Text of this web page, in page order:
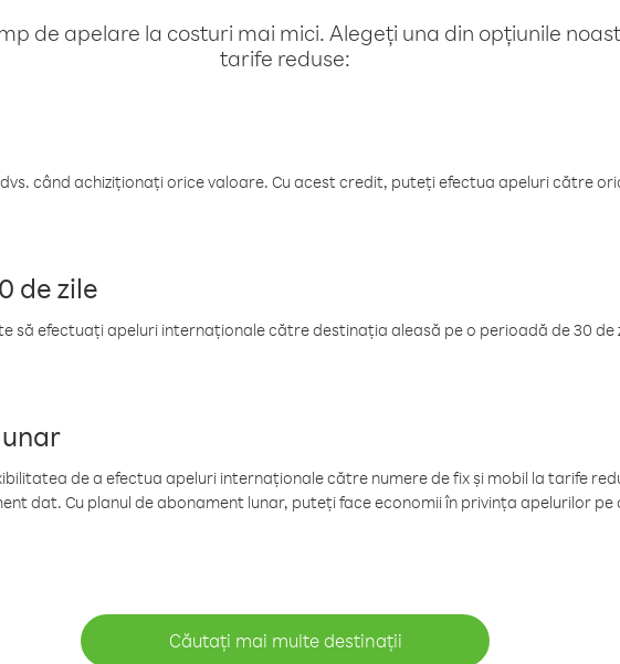
de apelare la costuri mai mici. Alegeți una din opțiunile
tarife reduse:
când achiziționați orice valoare. Cu acest credit, puteți efectua apeluri către
de zile
să efectuați apeluri internaționale către destinația aleasă pe o perioadă de 30 de
de a efectua apeluri internaționale către numere de fix și mobil la tarife
dat. Cu planul de abonament lunar, puteți face economii în privința apelurilor
Căutați mai multe destinații